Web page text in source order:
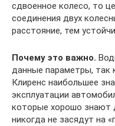
сдвоенное колесо, то
соединения двух
расстояние, тем
Почему это важно.
данные параметры, так
Клиренс наибольшее
эксплуатации
которые хорошо знают
никогда не засядут на